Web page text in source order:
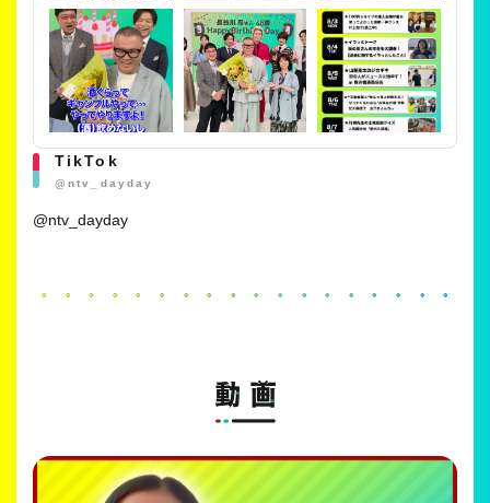
TikTok
@ntv_dayday
@ntv_dayday
・・・・・・・・・・・・・・・・・・